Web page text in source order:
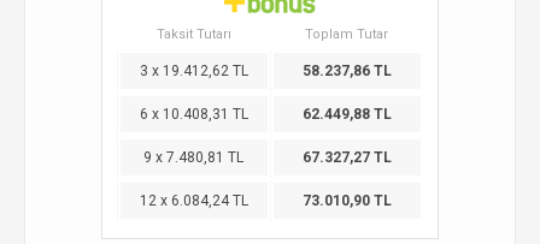
Taksit Tutarı Toplam Tutar
3 x 19.412,62 TL 58.237,86 TL
6 x 10.408,31 TL 62.449,88 TL
9 x 7.480,81 TL 67.327,27 TL
12 x 6.084,24 TL 73.010,90 TL